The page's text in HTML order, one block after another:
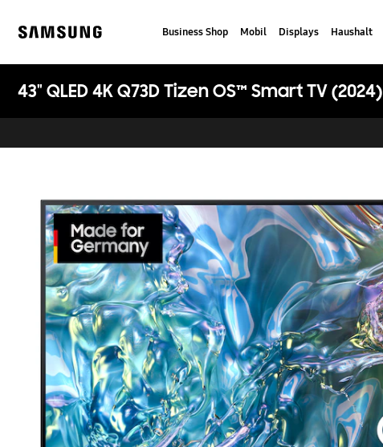
content
Business Shop Mobil Displays Haushalt
43" QLED 4K Q73D Tizen OS™ Smart TV (2024)